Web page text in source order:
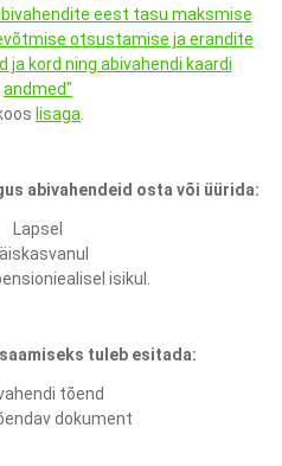
eest tasu maksmise
otsustamise ja erandite
kord ning abivahendi kaardi
andmed"
lisaga
abivahendeid osta või üürida:
Lapsel
isikul.
tuleb esitada:
tõend
dokument